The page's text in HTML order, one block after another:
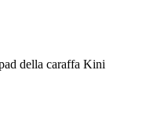
della caraffa Kini